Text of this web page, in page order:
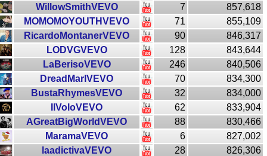
WillowSmithVEVO
7
857,618
MOMOMOYOUTHVEVO
71
855,109
RicardoMontanerVEVO
90
846,317
LODVGVEVO
128
843,644
LaBerisoVEVO
246
840,506
DreadMarIVEVO
70
834,300
BustaRhymesVEVO
32
834,000
IlVoloVEVO
62
833,904
AGreatBigWorldVEVO
88
830,466
MaramaVEVO
6
827,002
laadictivaVEVO
28
826,306